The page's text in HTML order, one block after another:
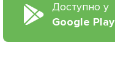
Доступно у
Google Play